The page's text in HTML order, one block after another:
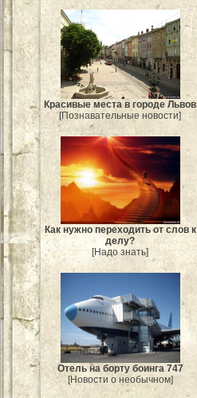
Красивые места в городе Львов
[Познавательные новости]
Как нужно переходить от слов к
делу?
[Надо знать]
Отель на борту боинга 747
[Новости о необычном]